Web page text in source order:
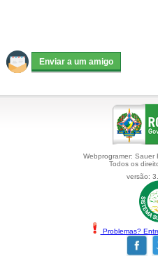
Webprogramer: Sauer
Todos os
versão:
Problemas?